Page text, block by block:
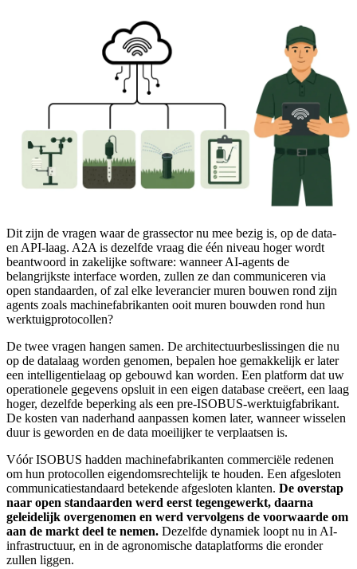
Dit zijn de vragen waar de grassector nu mee bezig is, op de data-
en API-laag. A2A is dezelfde vraag die één niveau hoger wordt
beantwoord in zakelijke software: wanneer AI-agents de
belangrijkste interface worden, zullen ze dan communiceren via
open standaarden, of zal elke leverancier muren bouwen rond zijn
agents zoals machinefabrikanten ooit muren bouwden rond hun
werktuigprotocollen?
De twee vragen hangen samen. De architectuurbeslissingen die nu
op de datalaag worden genomen, bepalen hoe gemakkelijk er later
een intelligentielaag op gebouwd kan worden. Een platform dat uw
operationele gegevens opsluit in een eigen database creëert, een laag
hoger, dezelfde beperking als een pre-ISOBUS-werktuigfabrikant.
De kosten van naderhand aanpassen komen later, wanneer wisselen
duur is geworden en de data moeilijker te verplaatsen is.
Vóór ISOBUS hadden machinefabrikanten commerciële redenen
om hun protocollen eigendomsrechtelijk te houden. Een afgesloten
communicatiestandaard betekende afgesloten klanten. De overstap
naar open standaarden werd eerst tegengewerkt, daarna
geleidelijk overgenomen en werd vervolgens de voorwaarde om
aan de markt deel te nemen. Dezelfde dynamiek loopt nu in AI-
infrastructuur, en in de agronomische dataplatforms die eronder
zullen liggen.